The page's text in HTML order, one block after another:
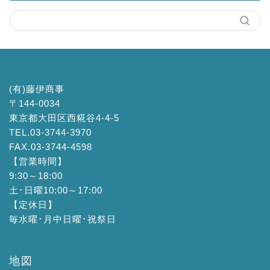
(有)藤伊商事
〒144-0034
東京都大田区西糀谷4-4-5
TEL.03-3744-3970
FAX.03-3744-4598
【営業時間】
9:30～18:00
土･日曜10:00～17:00
【定休日】
毎水曜･月中日曜･祝祭日
地図